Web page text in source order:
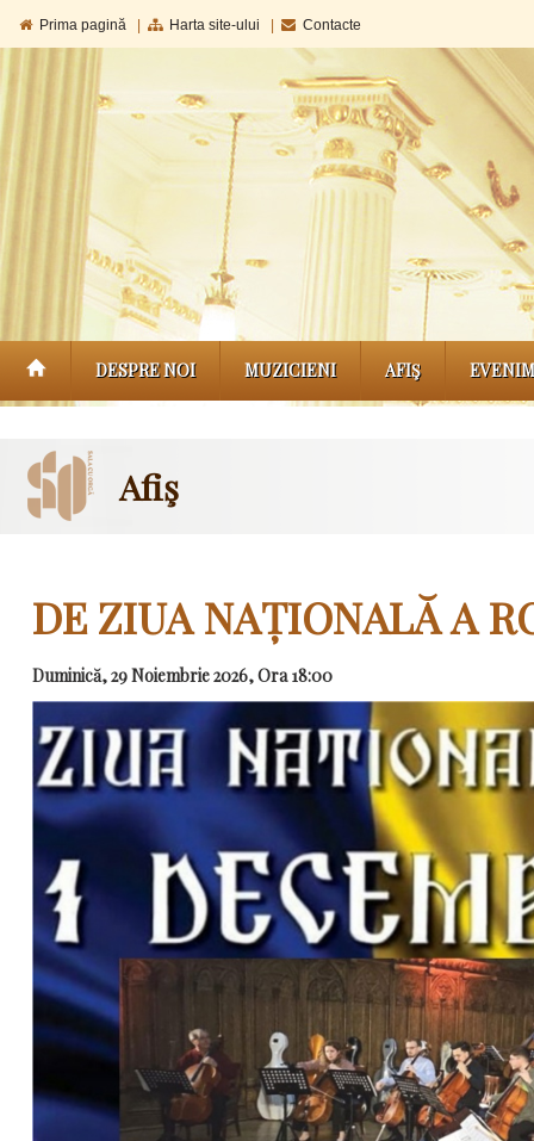
Prima pagină Harta site-ului Contacte
DESPRE NOI MUZICIENI AFIŞ
Afiş
DE ZIUA NAȚIONALĂ A
Duminică, 29 Noiembrie 2026, Ora 18:00